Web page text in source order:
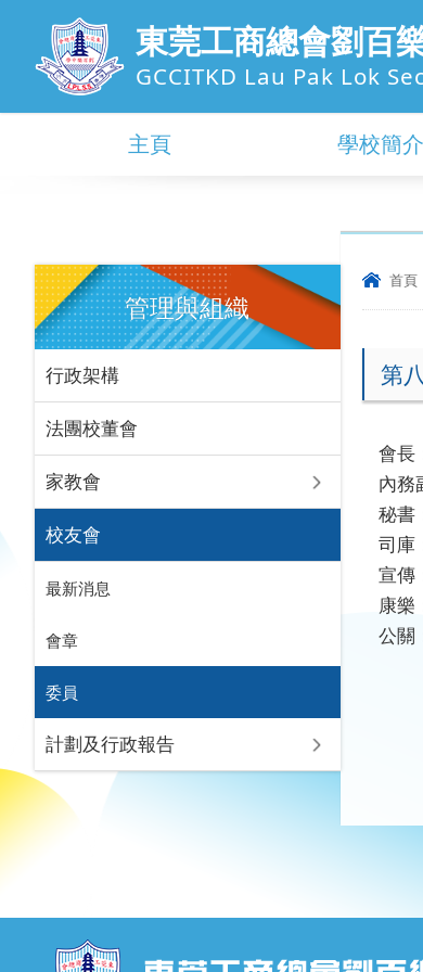
東莞工商總會劉百
GCCITKD Lau Pak Lok
主頁 學校簡介
首頁
第
會長
內務
秘書
司庫
宣傳
康樂
公關
管理與組織
行政架構
法團校董會
家教會
校友會
最新消息
會章
委員
計劃及行政報告